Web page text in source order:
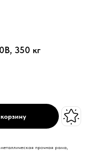
350 кг
прочная рама,